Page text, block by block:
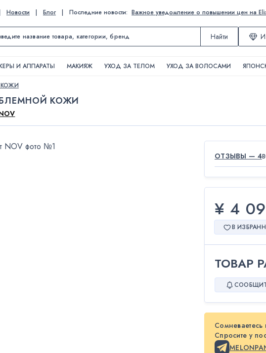
Новости | Блог | Последние новости: Важное уведомление о повышении цен на
Найти
И АППАРАТЫ МАКИЯЖ УХОД ЗА ТЕЛОМ УХОД ЗА ВОЛОСАМИ
КОЖИ
ОТЗЫВЫ — 4
¥ 4
В
ТОВАР
Спросите у